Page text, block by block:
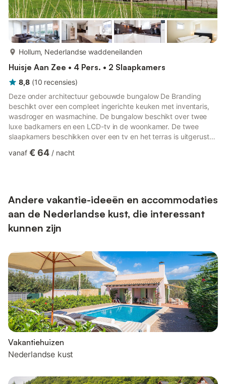
Hollum, Nederlandse waddeneilanden
Huisje Aan Zee • 4 Pers. • 2 Slaapkamers
8,8 (10 recensies)
Deze onder architectuur gebouwde bungalow De Branding
beschikt over een compleet ingerichte keuken met inventaris,
wasdroger en wasmachine. De bungalow beschikt over twee
luxe badkamers en een LCD-tv in de woonkamer. De twee
slaapkamers beschikken over een tv en het terras is uitgerust
windscherm. De beschrijvingen, afbeeldingen, specificaties en
uw huisdier wilt meenemen...
vanaf € 64 / nacht
Andere vakantie-ideeën en accommodaties
aan de Nederlandse kust, die interessant
kunnen zijn
Vakantiehuizen
Nederlandse kust